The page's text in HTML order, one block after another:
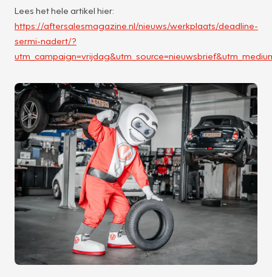
Lees het hele artikel hier:
https://aftersalesmagazine.nl/nieuws/werkplaats/deadline-
sermi-nadert/?